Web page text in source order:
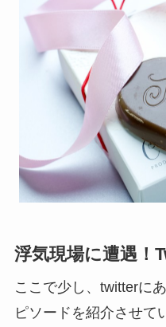
浮気現場に遭遇！
ここで少し、twitterに
ピソードを紹介させて